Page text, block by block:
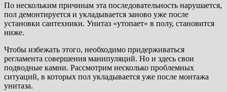
По нескольким причинам эта последовательность нарушается,
пол демонтируется и укладывается заново уже после
установки сантехники. Унитаз «утопает» в полу, становится
ниже.
Чтобы избежать этого, необходимо придерживаться
регламента совершения манипуляций. Но и здесь свои
подводные камни. Рассмотрим несколько проблемных
ситуаций, в которых пол укладывается уже после монтажа
унитаза.